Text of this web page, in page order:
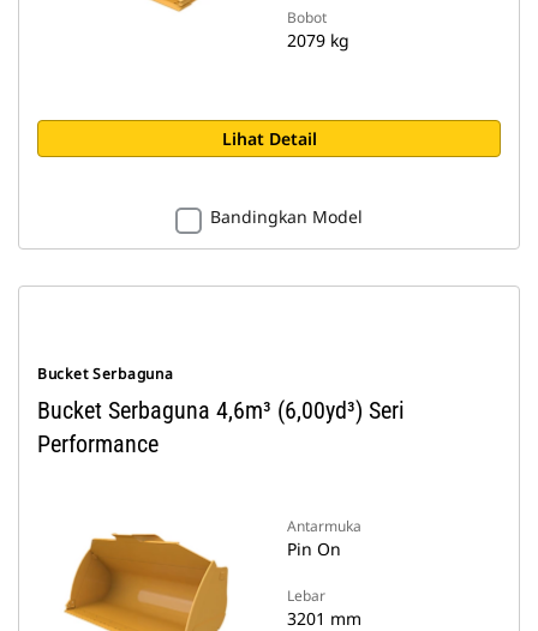
Bobot
2079 kg
Lihat Detail
Bandingkan Model
Bucket Serbaguna
Bucket Serbaguna 4,6m³ (6,00yd³) Seri
Performance
Antarmuka
Pin On
Lebar
3201 mm